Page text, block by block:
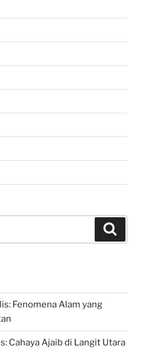
Fenomena Alam yang
Cahaya Ajaib di Langit Utara